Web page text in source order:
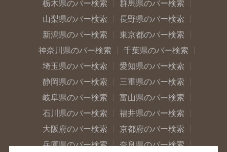
栃木県のバー検索
群馬県のバー検索
山梨県のバー検索
長野県のバー検索
新潟県のバー検索
東京都のバー検索
神奈川県のバー検索
千葉県のバー検索
埼玉県のバー検索
愛知県のバー検索
静岡県のバー検索
三重県のバー検索
岐阜県のバー検索
富山県のバー検索
石川県のバー検索
福井県のバー検索
大阪府のバー検索
京都府のバー検索
兵庫県のバー検索
奈良県のバー検索